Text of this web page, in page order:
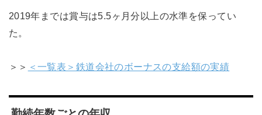
2019年までは賞与は5.5ヶ月分以上の水準を保ってい
た。
＞＞ ＜一覧表＞鉄道会社のボーナスの支給額の実績